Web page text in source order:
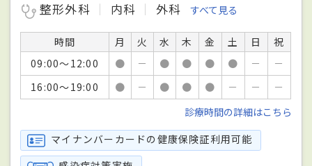
整形外科
内科 外科 すべて見る
時間 月 火 水 木 金 土 日
祝
09:00～12:00
● － ● ● ● ● －
－
16:00～19:00
● － ● ● ● － －
－
診療時間の詳細はこちら
マイナンバーカードの健康保険証利用可能